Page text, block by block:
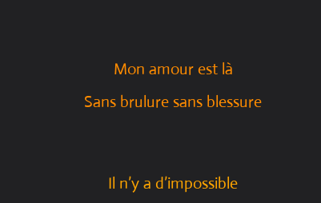
Mon amour est là
Sans brulure sans blessure
Il n’y a d’impossible